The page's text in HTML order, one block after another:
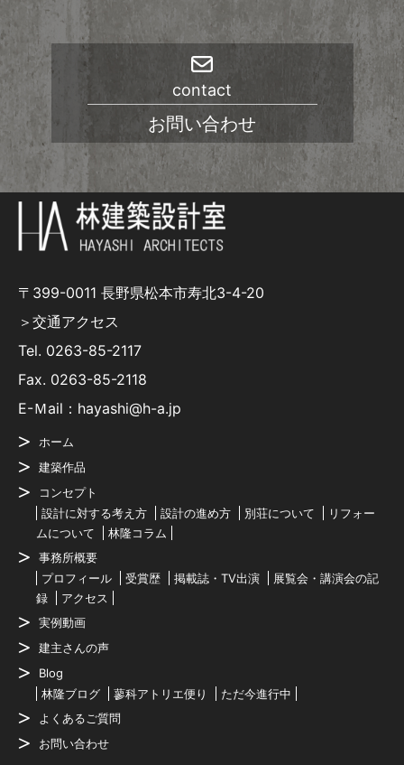
contact
お問い合わせ
〒399-0011 長野県松本市寿北3-4-20
＞交通アクセス
Tel. 0263-85-2117
Fax. 0263-85-2118
E-Ｍail：hayashi@h-a.jp
ホーム
建築作品
コンセプト
設計に対する考え方
設計の進め方 別荘について
リフォー
ムについて
林隆コラム
事務所概要
プロフィール
受賞歴 掲載誌・TV出演
展覧会・講演会の記
録
アクセス
実例動画
建主さんの声
Blog
林隆ブログ
蓼科アトリエ便り
ただ今進行中
よくあるご質問
お問い合わせ